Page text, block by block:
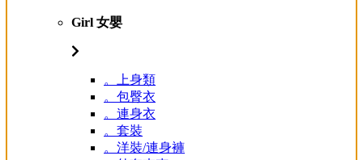
Girl 女嬰
。上身類
。包臀衣
。連身衣
。套裝
。洋裝/連身褲